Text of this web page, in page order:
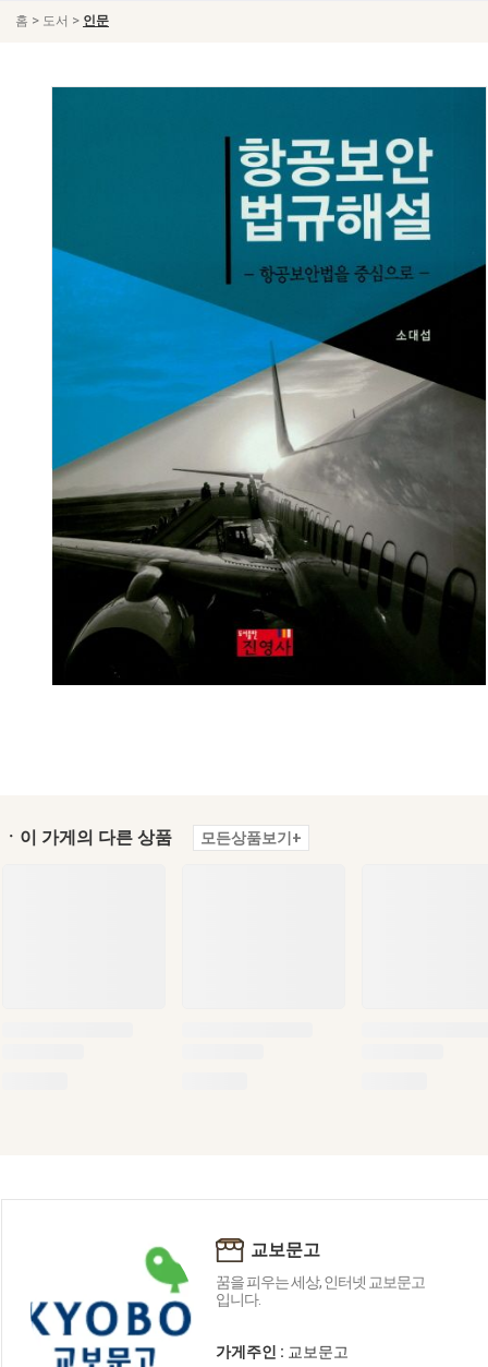
홈 > 도서 > 인문
ㆍ이 가게의 다른 상품 모든상품보기+
교보문고
꿈을 피우는 세상, 인터넷 교보문고
입니다.
가게주인 : 교보문고